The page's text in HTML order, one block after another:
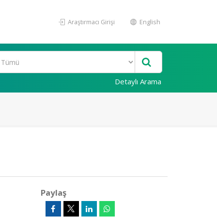
Araştırmacı Girişi English
Detaylı Arama
Paylaş